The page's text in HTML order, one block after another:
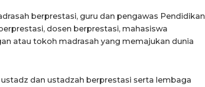
berprestasi, guru dan pengawas Pendidikan
dosen berprestasi, mahasiswa
atau tokoh madrasah yang memajukan dunia
dan ustadzah berprestasi serta lembaga